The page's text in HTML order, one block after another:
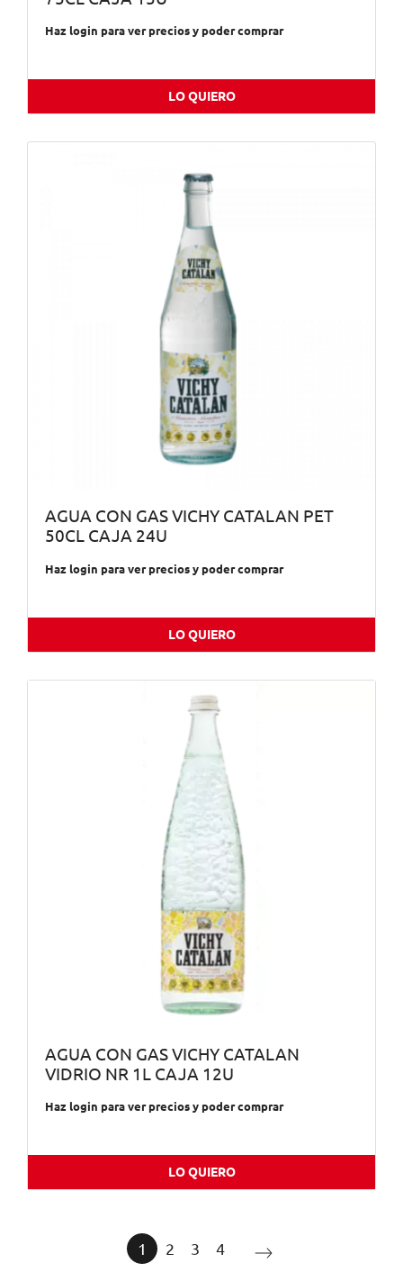
Haz login para ver precios y poder comprar
LO QUIERO
AGUA CON GAS VICHY CATALAN PET
50CL CAJA 24U
Haz login para ver precios y poder comprar
LO QUIERO
AGUA CON GAS VICHY CATALAN
VIDRIO NR 1L CAJA 12U
Haz login para ver precios y poder comprar
LO QUIERO
1 2 3 4